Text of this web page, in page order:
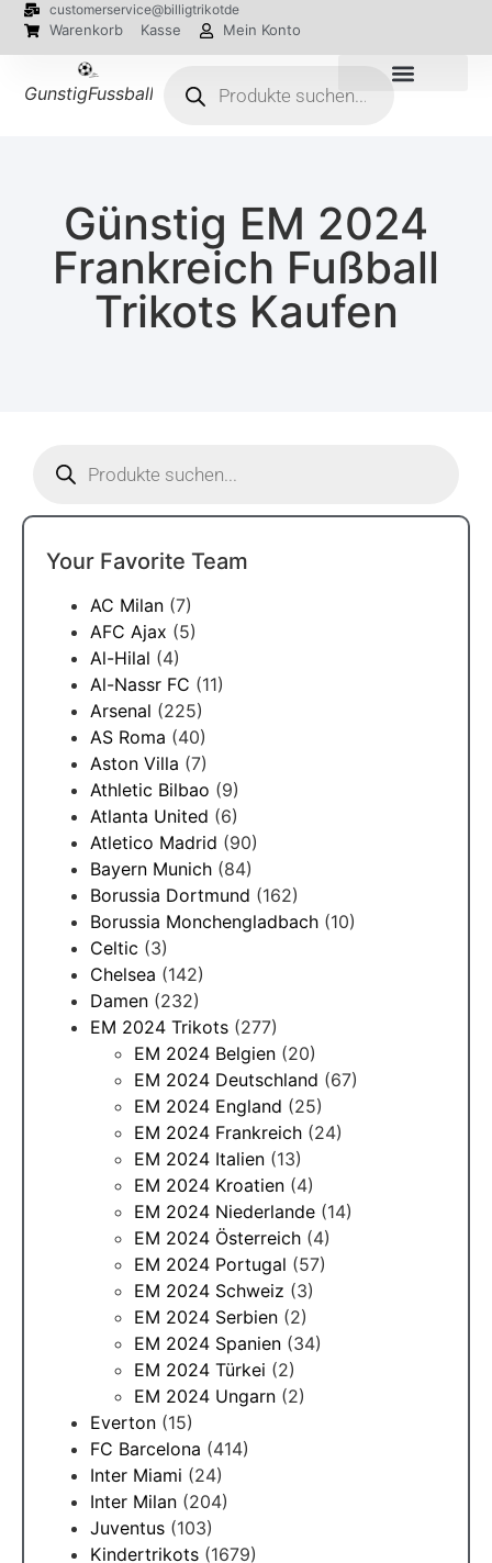
customerservice@billigtrikotde
Warenkorb Kasse Mein Konto
GunstigFussballTrikot
Günstig EM 2024
Frankreich Fußball
Trikots Kaufen
Your Favorite Team
AC Milan (7)
AFC Ajax (5)
Al-Hilal (4)
Al-Nassr FC (11)
Arsenal (225)
AS Roma (40)
Aston Villa (7)
Athletic Bilbao (9)
Atlanta United (6)
Atletico Madrid (90)
Bayern Munich (84)
Borussia Dortmund (162)
Borussia Monchengladbach (10)
Celtic (3)
Chelsea (142)
Damen (232)
EM 2024 Trikots (277)
EM 2024 Belgien (20)
EM 2024 Deutschland (67)
EM 2024 England (25)
EM 2024 Frankreich (24)
EM 2024 Italien (13)
EM 2024 Kroatien (4)
EM 2024 Niederlande (14)
EM 2024 Österreich (4)
EM 2024 Portugal (57)
EM 2024 Schweiz (3)
EM 2024 Serbien (2)
EM 2024 Spanien (34)
EM 2024 Türkei (2)
EM 2024 Ungarn (2)
Everton (15)
FC Barcelona (414)
Inter Miami (24)
Inter Milan (204)
Juventus (103)
Kindertrikots (1679)